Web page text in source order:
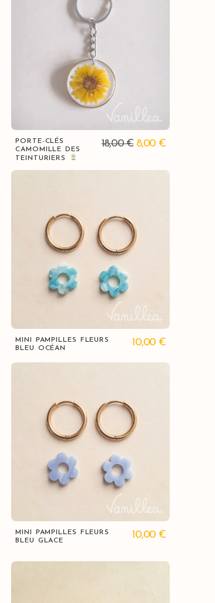
PORTE-CLÉS
CAMOMILLE DES
TEINTURIERS
18,00€ 8,00 €
Vue rapide
MINI PAMPILLES FLEURS
BLEU OCÉAN
10,00 €
Vue rapide
MINI PAMPILLES FLEURS
BLEU GLACE
10,00 €